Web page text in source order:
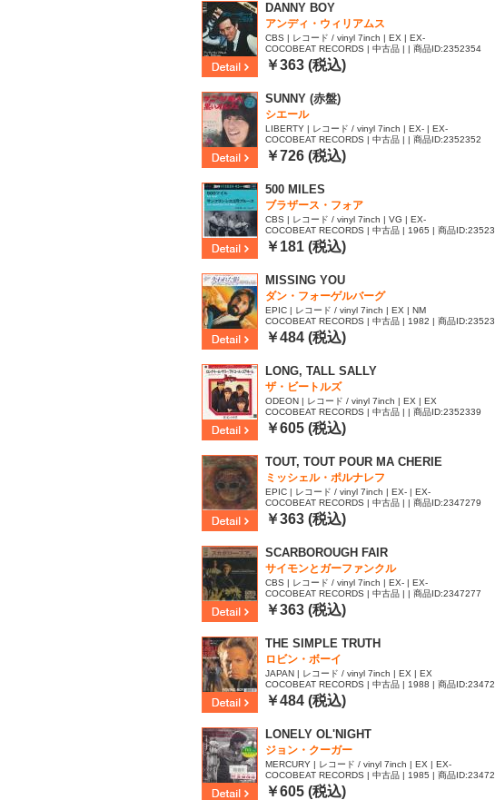
DANNY BOY
アンディ・ウィリアムス
CBS | レコード / vinyl 7inch | EX | EX-
COCOBEAT RECORDS | 中古品 | | 商品ID:2352354
￥363 (税込)
SUNNY (赤盤)
シエール
LIBERTY | レコード / vinyl 7inch | EX- | EX-
COCOBEAT RECORDS | 中古品 | | 商品ID:2352352
￥726 (税込)
500 MILES
ブラザース・フォア
CBS | レコード / vinyl 7inch | VG | EX-
COCOBEAT RECORDS | 中古品 | 1965 | 商品ID:23523
48
￥181 (税込)
MISSING YOU
ダン・フォーゲルバーグ
EPIC | レコード / vinyl 7inch | EX | NM
COCOBEAT RECORDS | 中古品 | 1982 | 商品ID:23523
44
￥484 (税込)
LONG, TALL SALLY
ザ・ビートルズ
ODEON | レコード / vinyl 7inch | EX | EX
COCOBEAT RECORDS | 中古品 | | 商品ID:2352339
￥605 (税込)
TOUT, TOUT POUR MA CHERIE
ミッシェル・ポルナレフ
EPIC | レコード / vinyl 7inch | EX- | EX-
COCOBEAT RECORDS | 中古品 | | 商品ID:2347279
￥363 (税込)
SCARBOROUGH FAIR
サイモンとガーファンクル
CBS | レコード / vinyl 7inch | EX- | EX-
COCOBEAT RECORDS | 中古品 | | 商品ID:2347277
￥363 (税込)
THE SIMPLE TRUTH
ロビン・ボーイ
JAPAN | レコード / vinyl 7inch | EX | EX
COCOBEAT RECORDS | 中古品 | 1988 | 商品ID:23472
74
￥484 (税込)
LONELY OL'NIGHT
ジョン・クーガー
MERCURY | レコード / vinyl 7inch | EX | EX-
COCOBEAT RECORDS | 中古品 | 1985 | 商品ID:23472
45
￥605 (税込)